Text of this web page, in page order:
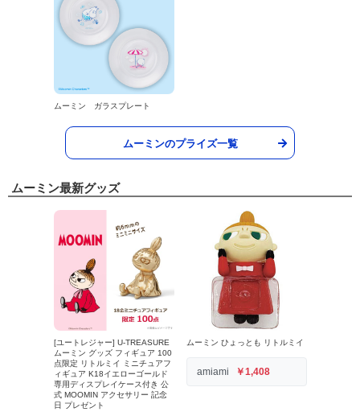
ムーミン ガラスプレート
ムーミンのプライズ一覧
ムーミン最新グッズ
[ユートレジャー] U-TREASURE
ムーミン グッズ フィギュア 100
点限定 リトルミイ ミニチュアフ
ィギュア K18イエローゴールド
専用ディスプレイケース付き 公
式 MOOMIN アクセサリー 記念
日 プレゼント
ムーミン ひょっとも リトルミイ
amiami ￥1,408